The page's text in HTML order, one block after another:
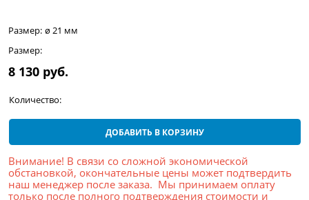
Размер: ø 21 мм
Размер:
8 130 руб.
Количество:
ДОБАВИТЬ В КОРЗИНУ
Внимание! В связи со сложной экономической
обстановкой, окончательные цены может подтвердить
наш менеджер после заказа. Мы принимаем оплату
только после полного подтверждения стоимости и